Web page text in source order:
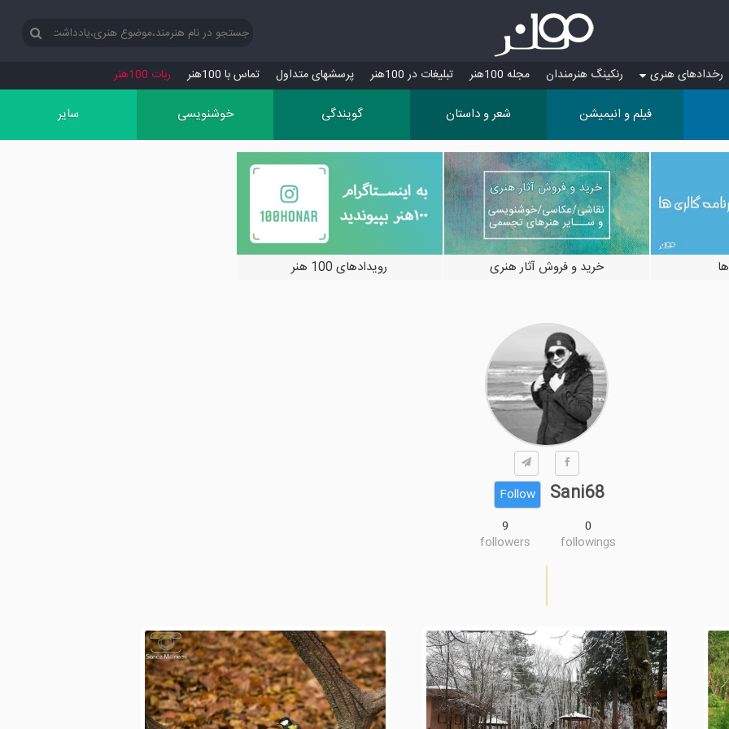
رخدادهای هنری رنکینگ هنرمندان مجله 100هنر تبلیغات در 100هنر پرسش‏های متداول تماس با 100هنر ربات 100هنر
فیلم و انیمیشن شعر و داستان گویندگی خوشنویسی سایر
رویدادهای 100 هنر خرید و فروش آثار هنری
Sani68
Follow
0
followings
9
followers